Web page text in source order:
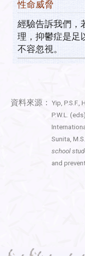
性命威脅
經驗告訴我們，
理，抑鬱症是足
不容忽視。
資料來源： Yip, P.S.F.,
P.W.L.
Sunita,
school
and